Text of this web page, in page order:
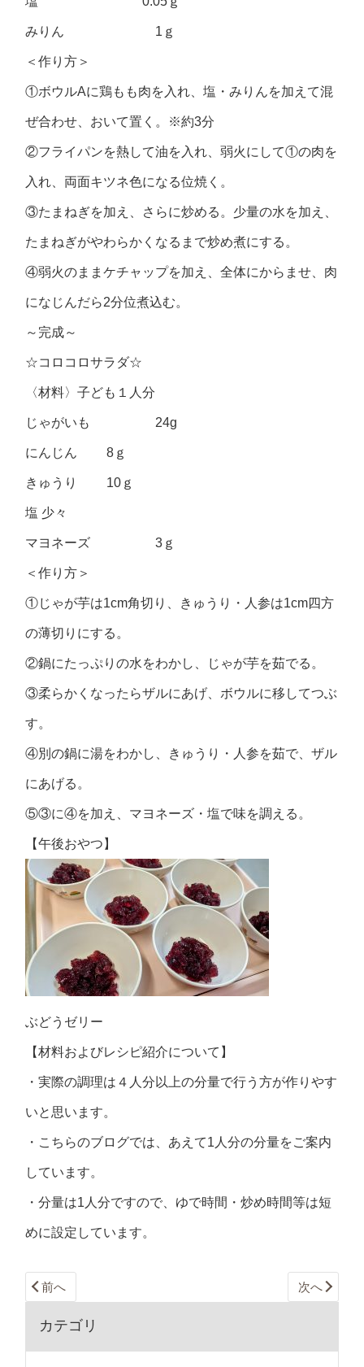
みりん 1ｇ
＜作り方＞
①ボウルAに鶏もも肉を入れ、塩・みりんを加えて混
ぜ合わせ、おいて置く。※約3分
②フライパンを熱して油を入れ、弱火にして①の肉を
入れ、両面キツネ色になる位焼く。
③たまねぎを加え、さらに炒める。少量の水を加え、
たまねぎがやわらかくなるまで炒め煮にする。
④弱火のままケチャップを加え、全体にからませ、肉
になじんだら2分位煮込む。
～完成～
☆コロコロサラダ☆
〈材料〉子ども１人分
じゃがいも 24g
にんじん 8ｇ
きゅうり 10ｇ
塩 少々
マヨネーズ 3ｇ
＜作り方＞
①じゃが芋は1cm角切り、きゅうり・人参は1cm四方
の薄切りにする。
②鍋にたっぷりの水をわかし、じゃが芋を茹でる。
③柔らかくなったらザルにあげ、ボウルに移してつぶ
す。
④別の鍋に湯をわかし、きゅうり・人参を茹で、ザル
にあげる。
⑤③に④を加え、マヨネーズ・塩で味を調える。
【午後おやつ】
ぶどうゼリー
【材料およびレシピ紹介について】
・実際の調理は４人分以上の分量で行う方が作りやす
いと思います。
・こちらのブログでは、あえて1人分の分量をご案内
しています。
・分量は1人分ですので、ゆで時間・炒め時間等は短
めに設定しています。
前へ 次へ
カテゴリ